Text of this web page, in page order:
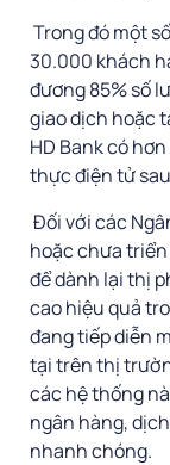
Trong đó một
30.000 khách
đương 85% số
giao dịch hoặc
HD Bank có
thực điện tử
Đối với các
hoặc chưa
để dành lại thị
cao hiệu quả
đang tiếp diễn
tại trên thị
các hệ thống
ngân hàng,
nhanh chóng.